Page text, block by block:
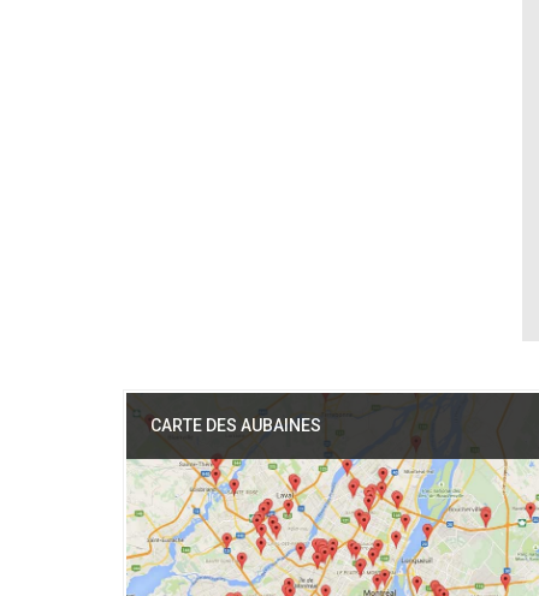
CARTE DES AUBAINES